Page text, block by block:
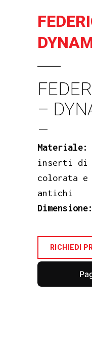
–
–
Materiale:
inserti di
colorata
antichi
Dimensione:
RICHIEDI